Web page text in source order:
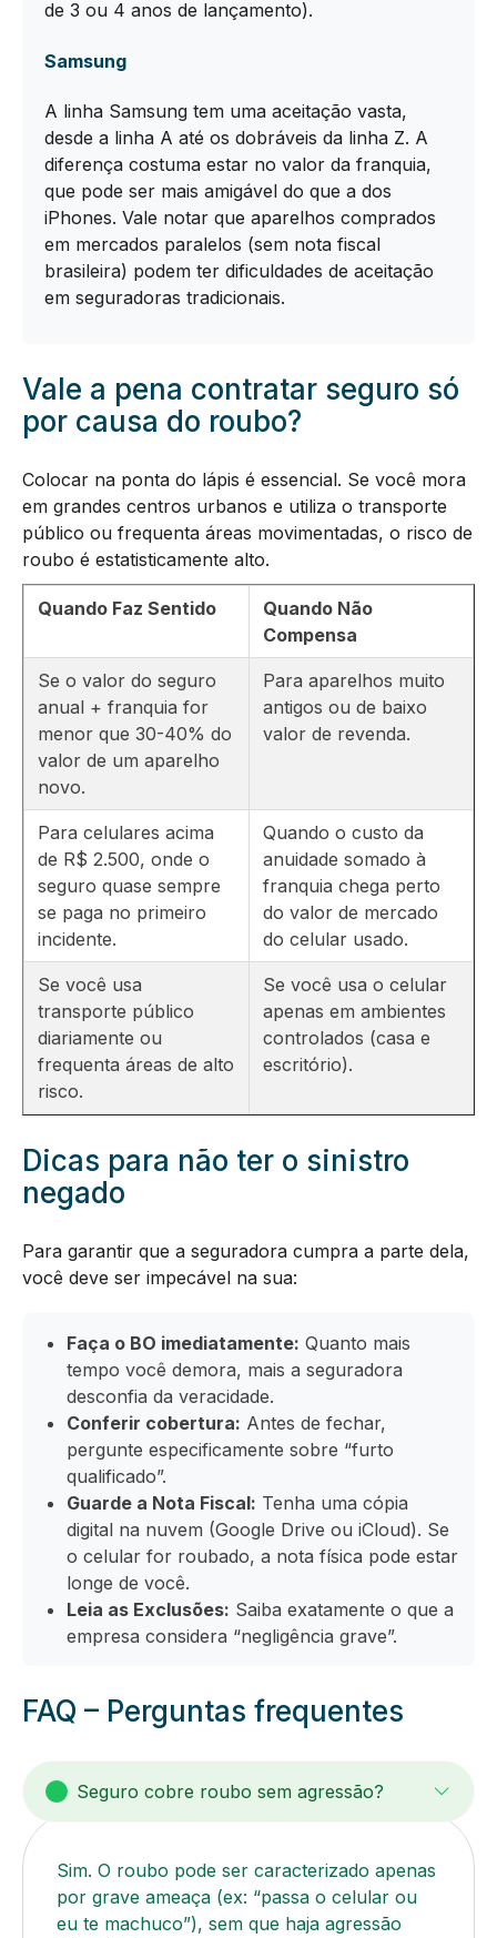
de 3 ou 4 anos de lançamento).
Samsung
A linha Samsung tem uma aceitação vasta,
desde a linha A até os dobráveis da linha Z. A
diferença costuma estar no valor da franquia,
que pode ser mais amigável do que a dos
iPhones. Vale notar que aparelhos comprados
em mercados paralelos (sem nota fiscal
brasileira) podem ter dificuldades de aceitação
em seguradoras tradicionais.
Vale a pena contratar seguro só
por causa do roubo?
Colocar na ponta do lápis é essencial. Se você mora
em grandes centros urbanos e utiliza o transporte
público ou frequenta áreas movimentadas, o risco de
roubo é estatisticamente alto.
Quando Faz Sentido
Quando Não
Compensa
Se o valor do seguro
anual + franquia for
menor que 30-40% do
valor de um aparelho
novo.
Para aparelhos muito
antigos ou de baixo
valor de revenda.
Para celulares acima
de R$ 2.500, onde o
seguro quase sempre
se paga no primeiro
incidente.
Quando o custo da
anuidade somado à
franquia chega perto
do valor de mercado
do celular usado.
Se você usa
transporte público
diariamente ou
frequenta áreas de alto
risco.
Se você usa o celular
apenas em ambientes
controlados (casa e
escritório).
Dicas para não ter o sinistro
negado
Para garantir que a seguradora cumpra a parte dela,
você deve ser impecável na sua:
Faça o BO imediatamente: Quanto mais
tempo você demora, mais a seguradora
desconfia da veracidade.
Conferir cobertura: Antes de fechar,
pergunte especificamente sobre “furto
qualificado”.
Guarde a Nota Fiscal: Tenha uma cópia
digital na nuvem (Google Drive ou iCloud). Se
o celular for roubado, a nota física pode estar
longe de você.
Leia as Exclusões: Saiba exatamente o que a
empresa considera “negligência grave”.
FAQ – Perguntas frequentes
Seguro cobre roubo sem agressão?
Sim. O roubo pode ser caracterizado apenas
por grave ameaça (ex: “passa o celular ou
eu te machuco”), sem que haja agressão